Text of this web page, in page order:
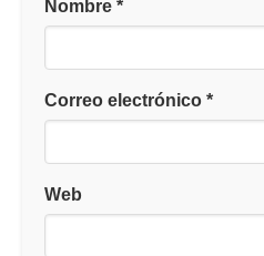
Nombre *
Correo electrónico *
Web